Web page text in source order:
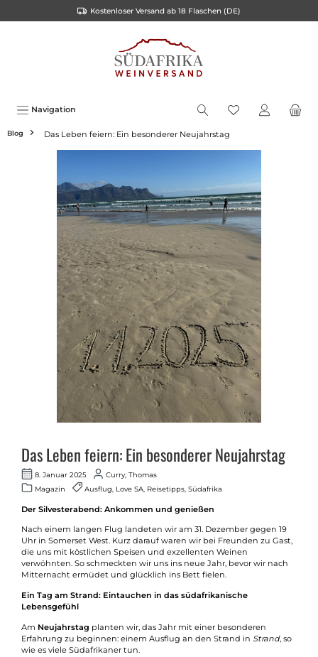
Kostenloser Versand ab 18 Flaschen (DE)
Navigation
Blog Das Leben feiern: Ein besonderer Neujahrstag
Das Leben feiern: Ein besonderer Neujahrstag
8. Januar 2025
Curry, Thomas
Magazin
Ausflug, Love SA, Reisetipps, Südafrika
Der Silvesterabend: Ankommen und genießen
Nach einem langen Flug landeten wir am 31. Dezember gegen 19
Uhr in Somerset West. Kurz darauf waren wir bei Freunden zu Gast,
die uns mit köstlichen Speisen und exzellenten Weinen
verwöhnten. So schmeckten wir uns ins neue Jahr, bevor wir nach
Mitternacht ermüdet und glücklich ins Bett fielen.
Ein Tag am Strand: Eintauchen in das südafrikanische
Lebensgefühl
Am Neujahrstag planten wir, das Jahr mit einer besonderen
Erfahrung zu beginnen: einem Ausflug an den Strand in Strand, so
wie es viele Südafrikaner tun.